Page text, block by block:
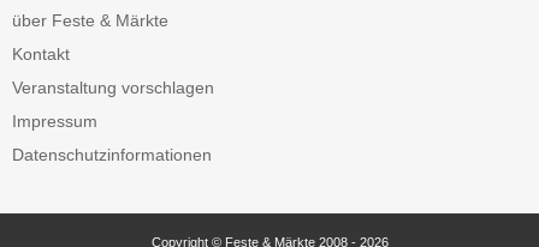
über Feste & Märkte
Kontakt
Veranstaltung vorschlagen
Impressum
Datenschutzinformationen
Copyright © Feste & Märkte 2008 - 2026